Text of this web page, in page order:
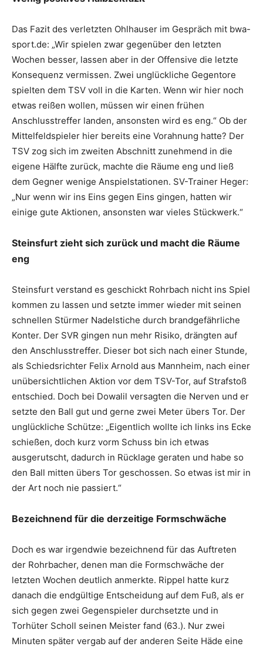
Das Fazit des verletzten Ohlhauser im Gespräch mit bwa-
sport.de: „Wir spielen zwar gegenüber den letzten
Wochen besser, lassen aber in der Offensive die letzte
Konsequenz vermissen. Zwei unglückliche Gegentore
spielten dem TSV voll in die Karten. Wenn wir hier noch
etwas reißen wollen, müssen wir einen frühen
Anschlusstreffer landen, ansonsten wird es eng.“ Ob der
Mittelfeldspieler hier bereits eine Vorahnung hatte? Der
TSV zog sich im zweiten Abschnitt zunehmend in die
eigene Hälfte zurück, machte die Räume eng und ließ
dem Gegner wenige Anspielstationen. SV-Trainer Heger:
„Nur wenn wir ins Eins gegen Eins gingen, hatten wir
einige gute Aktionen, ansonsten war vieles Stückwerk.“
Steinsfurt zieht sich zurück und macht die Räume
eng
Steinsfurt verstand es geschickt Rohrbach nicht ins Spiel
kommen zu lassen und setzte immer wieder mit seinen
schnellen Stürmer Nadelstiche durch brandgefährliche
Konter. Der SVR gingen nun mehr Risiko, drängten auf
den Anschlusstreffer. Dieser bot sich nach einer Stunde,
als Schiedsrichter Felix Arnold aus Mannheim, nach einer
unübersichtlichen Aktion vor dem TSV-Tor, auf Strafstoß
entschied. Doch bei Dowalil versagten die Nerven und er
setzte den Ball gut und gerne zwei Meter übers Tor. Der
unglückliche Schütze: „Eigentlich wollte ich links ins Ecke
schießen, doch kurz vorm Schuss bin ich etwas
ausgerutscht, dadurch in Rücklage geraten und habe so
den Ball mitten übers Tor geschossen. So etwas ist mir in
der Art noch nie passiert.“
Bezeichnend für die derzeitige Formschwäche
Doch es war irgendwie bezeichnend für das Auftreten
der Rohrbacher, denen man die Formschwäche der
letzten Wochen deutlich anmerkte. Rippel hatte kurz
danach die endgültige Entscheidung auf dem Fuß, als er
sich gegen zwei Gegenspieler durchsetzte und in
Torhüter Scholl seinen Meister fand (63.). Nur zwei
Minuten später vergab auf der anderen Seite Häde eine